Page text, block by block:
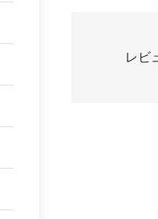
レビ